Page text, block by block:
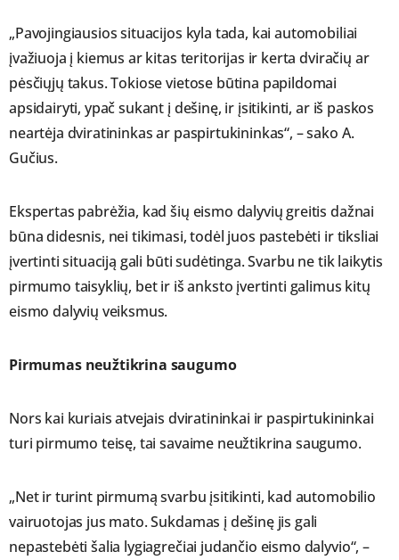
„Pavojingiausios situacijos kyla tada, kai automobiliai
įvažiuoja į kiemus ar kitas teritorijas ir kerta dviračių ar
pėsčiųjų takus. Tokiose vietose būtina papildomai
apsidairyti, ypač sukant į dešinę, ir įsitikinti, ar iš paskos
neartėja dviratininkas ar paspirtukininkas“, – sako A.
Gučius.
Ekspertas pabrėžia, kad šių eismo dalyvių greitis dažnai
būna didesnis, nei tikimasi, todėl juos pastebėti ir tiksliai
įvertinti situaciją gali būti sudėtinga. Svarbu ne tik laikytis
pirmumo taisyklių, bet ir iš anksto įvertinti galimus kitų
eismo dalyvių veiksmus.
Pirmumas neužtikrina saugumo
Nors kai kuriais atvejais dviratininkai ir paspirtukininkai
turi pirmumo teisę, tai savaime neužtikrina saugumo.
„Net ir turint pirmumą svarbu įsitikinti, kad automobilio
vairuotojas jus mato. Sukdamas į dešinę jis gali
nepastebėti šalia lygiagrečiai judančio eismo dalyvio“, –